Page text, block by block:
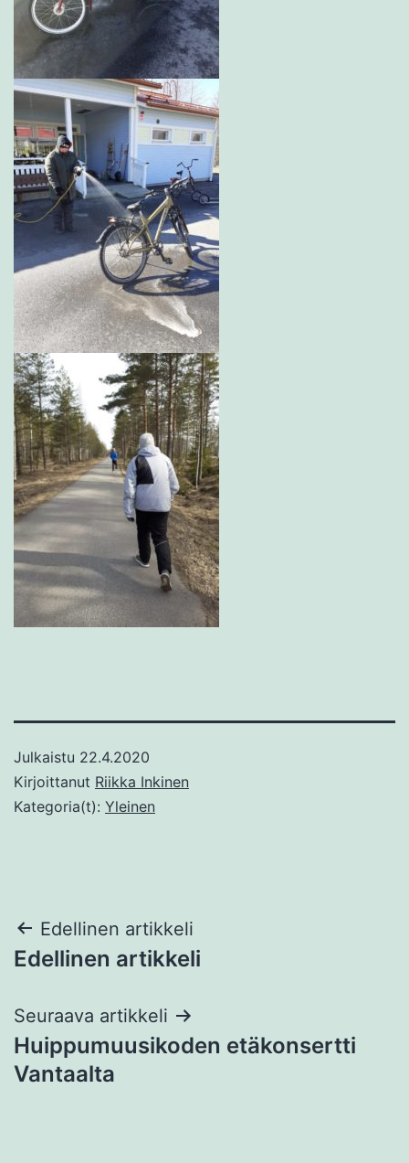
Julkaistu 22.4.2020
Kirjoittanut Riikka Inkinen
Kategoria(t): Yleinen
Artikkelien
selaus
Edellinen artikkeli
Edellinen artikkeli
Seuraava artikkeli
Huippumuusikoden etäkonsertti
Vantaalta